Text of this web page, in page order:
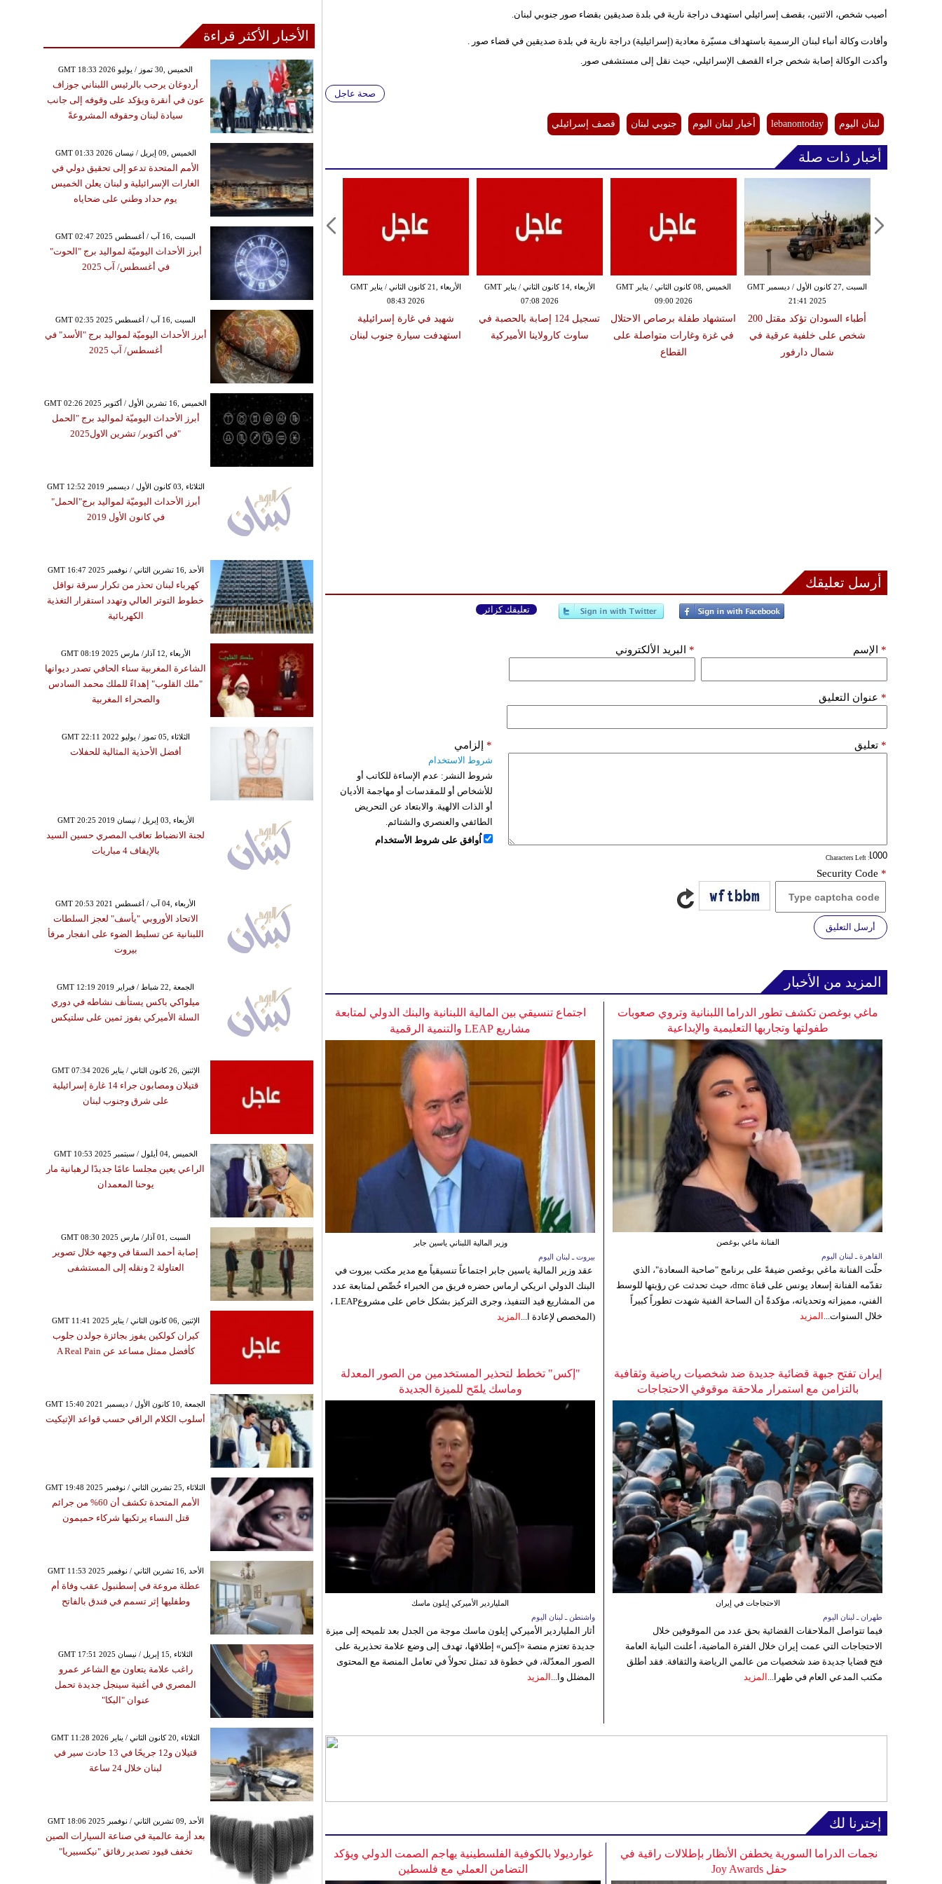
أصيب شخص، الاثنين، بقصف إسرائيلي استهدف دراجة نارية في بلدة صديقين بقضاء صور جنوبي لبنان.
وأفادت وكالة أنباء لبنان الرسمية باستهداف مسيّرة معادية (إسرائيلية) دراجة نارية في بلدة صديقين في قضاء صور .
وأكدت الوكالة إصابة شخص جراء القصف الإسرائيلي، حيث نقل إلى مستشفى صور.
صحة عاجل
لبنان اليوم lebanontoday أخبار لبنان اليوم جنوبي لبنان قصف إسرائيلي
أخبار ذات صلة
الأربعاء ,21 كانون الثاني / يناير GMT
08:43 2026
شهيد في غارة إسرائيلية
استهدفت سيارة جنوب لبنان
الأربعاء ,14 كانون الثاني / يناير GMT
07:08 2026
تسجيل 124 إصابة بالحصبة في
ساوث كارولاينا الأميركية
الخميس ,08 كانون الثاني / يناير GMT
09:00 2026
استشهاد طفلة برصاص الاحتلال
في غزة وغارات متواصلة على
القطاع
السبت ,27 كانون الأول / ديسمبر GMT
21:41 2025
أطباء السودان تؤكد مقتل 200
شخص على خلفية عرقية في
شمال دارفور
أرسل تعليقك
تعليقك كزائر
الإسم * البريد الألكتروني *
عنوان التعليق *
تعليق *
: Characters Left
إلزامي *
شروط الاستخدام
شروط النشر: عدم الإساءة للكاتب أو
للأشخاص أو للمقدسات أو مهاجمة الأديان
أو الذات الالهية. والابتعاد عن التحريض
الطائفي والعنصري والشتائم.
اُوافق على شروط الأستخدام
Security Code *
أرسل التعليق
المزيد من الأخبار
اجتماع تنسيقي بين المالية اللبنانية والبنك الدولي لمتابعة
مشاريع LEAP والتنمية الرقمية
وزير المالية اللبناني ياسين جابر
بيروت ـ لبنان اليوم
عقد وزير المالية ياسين جابر اجتماعاً تنسيقياً مع مدير مكتب بيروت في
البنك الدولي انريكي ارماس حضره فريق من الخبراء خُصِّص لمتابعة عدد
من المشاريع قيد التنفيذ، وجرى التركيز بشكل خاص على مشروعLEAP ،
(المخصص لإعادة ا... المزيد
ماغي بوغصن تكشف تطور الدراما اللبنانية وتروي صعوبات
طفولتها وتجاربها التعليمية والإبداعية
الفنانة ماغي بوغصن
القاهرة ـ لبنان اليوم
حلّت الفنانة ماغي بوغصن ضيفةً على برنامج "صاحبة السعادة"، الذي
تقدّمه الفنانة إسعاد يونس على قناة dmc، حيث تحدثت عن رؤيتها للوسط
الفني، مميزاته وتحدياته، مؤكدةً أن الساحة الفنية شهدت تطوراً كبيراً
خلال السنوات... المزيد
"إكس" تخطط لتحذير المستخدمين من الصور المعدلة
وماسك يلمّح للميزة الجديدة
الملياردير الأميركي إيلون ماسك
واشنطن ـ لبنان اليوم
أثار الملياردير الأميركي إيلون ماسك موجة من الجدل بعد تلميحه إلى ميزة
جديدة تعتزم منصة «إكس» إطلاقها، تهدف إلى وضع علامة تحذيرية على
الصور المعدّلة، في خطوة قد تمثل تحولاً في تعامل المنصة مع المحتوى
المضلل وا... المزيد
إيران تفتح جبهة قضائية جديدة ضد شخصيات رياضية وثقافية
بالتزامن مع استمرار ملاحقة موقوفي الاحتجاجات
الاحتجاجات في إيران
طهران ـ لبنان اليوم
فيما تتواصل الملاحقات القضائية بحق عدد من الموقوفين خلال
الاحتجاجات التي عمت إيران خلال الفترة الماضية، أعلنت النيابة العامة
فتح قضايا جديدة ضد شخصيات من عالمي الرياضة والثقافة. فقد أطلق
مكتب المدعي العام في طهرا... المزيد
إخترنا لك
غوارديولا بالكوفية الفلسطينية يهاجم الصمت الدولي ويؤكد
التضامن العملي مع فلسطين
نجمات الدراما السورية يخطفن الأنظار بإطلالات راقية في
حفل Joy Awards
الأخبار الأكثر قراءة
GMT 18:33 2026 الخميس ,30 تموز / يوليو
أردوغان يرحب بالرئيس اللبناني جوزاف
عون في أنقرة ويؤكد على وقوفه إلى جانب
سيادة لبنان وحقوقه المشروعةً
GMT 01:33 2026 الخميس ,09 إبريل / نيسان
الأمم المتحدة تدعو إلى تحقيق دولي في
الغارات الإسرائيلية و لبنان يعلن الخميس
يوم حداد وطني على ضحاياه
GMT 02:47 2025 السبت ,16 آب / أغسطس
أبرز الأحداث اليوميّة لمواليد برج "الحوت"
في أغسطس/ آب 2025
GMT 02:35 2025 السبت ,16 آب / أغسطس
أبرز الأحداث اليوميّة لمواليد برج "الأسد" في
أغسطس/ آب 2025
GMT 02:26 2025 الخميس ,16 تشرين الأول / أكتوبر
أبرز الأحداث اليوميّة لمواليد برج "الحمل
"في أكتوبر/ تشرين الاول2025
GMT 12:52 2019 الثلاثاء ,03 كانون الأول / ديسمبر
أبرز الأحداث اليوميّة لمواليد برج"الحمل"
في كانون الأول 2019
GMT 16:47 2025 الأحد ,16 تشرين الثاني / نوفمبر
كهرباء لبنان تحذر من تكرار سرقة نواقل
خطوط التوتر العالي وتهدد استقرار التغذية
الكهربائية
GMT 08:19 2025 الأربعاء ,12 آذار/ مارس
الشاعرة المغربية سناء الحافي تصدر ديوانها
"ملك القلوب" إهداءً للملك محمد السادس
والصحراء المغربية
GMT 22:11 2022 الثلاثاء ,05 تموز / يوليو
أفضل الأحذية المثالية للحفلات
GMT 20:25 2019 الأربعاء ,03 إبريل / نيسان
لجنة الانضباط تعاقب المصري حسين السيد
بالإيقاف 4 مباريات
GMT 20:53 2021 الأربعاء ,04 آب / أغسطس
الاتحاد الأوروبي "يأسف" لعجز السلطات
اللبنانية عن تسليط الضوء على انفجار مرفأ
بيروت
GMT 12:19 2019 الجمعة ,22 شباط / فبراير
ميلواكي باكس يستأنف نشاطه في دوري
السلة الأميركي بفوز ثمين على سلتيكس
GMT 07:34 2026 الإثنين ,26 كانون الثاني / يناير
قتيلان ومصابون جراء 14 غارة إسرائيلية
على شرق وجنوب لبنان
GMT 10:53 2025 الخميس ,04 أيلول / سبتمبر
الراعي يعين مجلسا عامًا جديدًا لرهبانية مار
يوحنا المعمدان
GMT 08:30 2025 السبت ,01 آذار/ مارس
إصابة أحمد السقا في وجهه خلال تصوير
العتاولة 2 ونقله إلى المستشفى
GMT 11:41 2025 الإثنين ,06 كانون الثاني / يناير
كيران كولكين يفوز بجائزة جولدن جلوب
كأفضل ممثل مساعد عن A Real Pain
GMT 15:40 2021 الجمعة ,10 كانون الأول / ديسمبر
أسلوب الكلام الراقي حسب قواعد الإتيكيت
GMT 19:48 2025 الثلاثاء ,25 تشرين الثاني / نوفمبر
الأمم المتحدة تكشف أن 60% من جرائم
قتل النساء يرتكبها شركاء حميمون
GMT 11:53 2025 الأحد ,16 تشرين الثاني / نوفمبر
عطلة مروعة في إسطنبول عقب وفاة أم
وطفليها إثر تسمم في فندق بالفاتح
GMT 17:51 2025 الثلاثاء ,15 إبريل / نيسان
راغب علامة يتعاون مع الشاعر عمرو
المصري في أغنية سينجل جديدة تحمل
عنوان "البكا"
GMT 11:28 2026 الثلاثاء ,20 كانون الثاني / يناير
قتيلان و12 جريحًا في 13 حادث سير في
لبنان خلال 24 ساعة
GMT 18:06 2025 الأحد ,09 تشرين الثاني / نوفمبر
بعد أزمة عالمية في صناعة السيارات الصين
تخفف قيود تصدير رقائق "نيكسبيريا"